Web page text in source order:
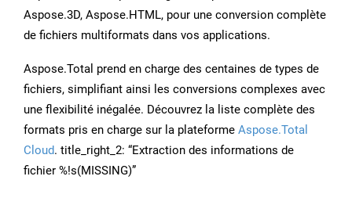
Aspose.3D, Aspose.HTML, pour une conversion complète
de fichiers multiformats dans vos applications.
Aspose.Total prend en charge des centaines de types de
fichiers, simplifiant ainsi les conversions complexes avec
une flexibilité inégalée. Découvrez la liste complète des
formats pris en charge sur la plateforme Aspose.Total
Cloud. title_right_2: “Extraction des informations de
fichier %!s(MISSING)”